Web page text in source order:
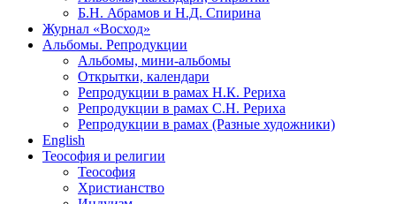
Б.Н. Абрамов и Н.Д. Спирина
Журнал «Восход»
Альбомы. Репродукции
Альбомы, мини-альбомы
Открытки, календари
Репродукции в рамах Н.К. Рериха
Репродукции в рамах С.Н. Рериха
Репродукции в рамах (Разные художники)
English
Теософия и религии
Теософия
Христианство